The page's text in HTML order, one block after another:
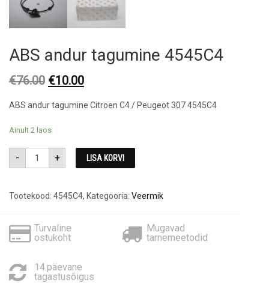
ABS andur tagumine 4545C4
€76.00 Original
was:
€10.00Current
is:
ABS andur tagumine Citroen C4 / Peugeot 307 4545C4
Ainult 2 laos
-
ABS
andur
tagumine
+ LISA KORVI
Tootekood: 4545C4, Kategooria: Veermik
Turvaline
ostukoht
Mugavad
tarnemeetodid
14.päevane
tagastusõigus